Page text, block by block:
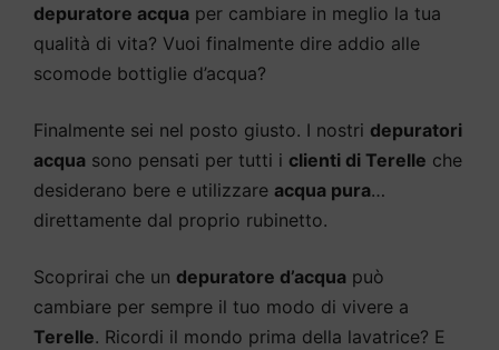
depuratore acqua per cambiare in meglio la tua
qualità di vita? Vuoi finalmente dire addio alle
scomode bottiglie d’acqua?
Finalmente sei nel posto giusto. I nostri depuratori
acqua sono pensati per tutti i clienti di Terelle che
desiderano bere e utilizzare acqua pura…
direttamente dal proprio rubinetto.
Scoprirai che un depuratore d’acqua può
cambiare per sempre il tuo modo di vivere a
Terelle. Ricordi il mondo prima della lavatrice? E